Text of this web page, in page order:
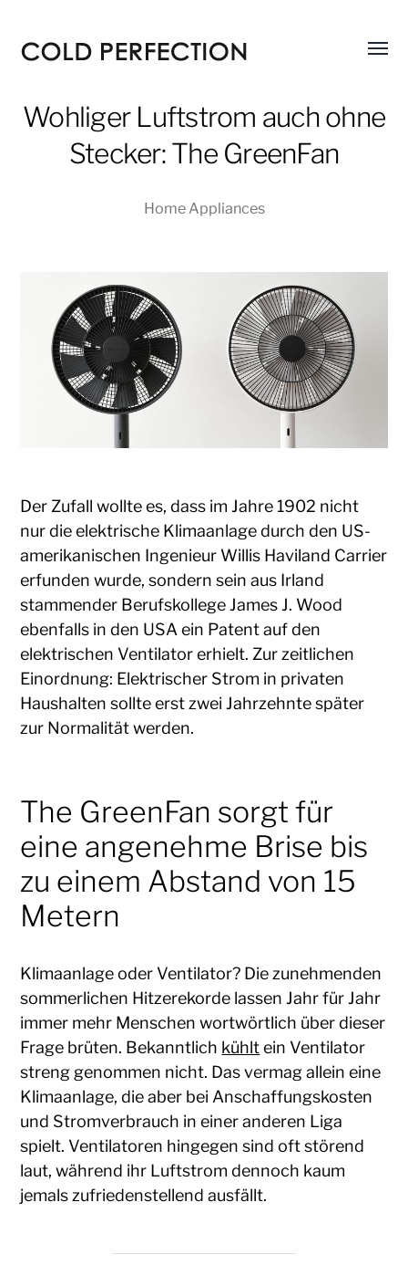
PERFECTION
Menü
Wohliger Luftstrom auch ohne
Stecker: The GreenFan
Home Appliances
Der Zufall wollte es, dass im Jahre 1902 nicht
nur die elektrische Klimaanlage durch den US-
amerikanischen Ingenieur Willis Haviland Carrier
erfunden wurde, sondern sein aus Irland
stammender Berufskollege James J. Wood
ebenfalls in den USA ein Patent auf den
elektrischen Ventilator erhielt. Zur zeitlichen
Einordnung: Elektrischer Strom in privaten
Haushalten sollte erst zwei Jahrzehnte später
zur Normalität werden.
The GreenFan sorgt für
eine angenehme Brise bis
zu einem Abstand von 15
Metern
Klimaanlage oder Ventilator? Die zunehmenden
sommerlichen Hitzerekorde lassen Jahr für Jahr
immer mehr Menschen wortwörtlich über dieser
Frage brüten. Bekanntlich kühltein Ventilator
streng genommen nicht. Das vermag allein eine
Klimaanlage, die aber bei Anschaffungskosten
und Stromverbrauch in einer anderen Liga
spielt. Ventilatoren hingegen sind oft störend
laut, während ihr Luftstrom dennoch kaum
jemals zufriedenstellend ausfällt.